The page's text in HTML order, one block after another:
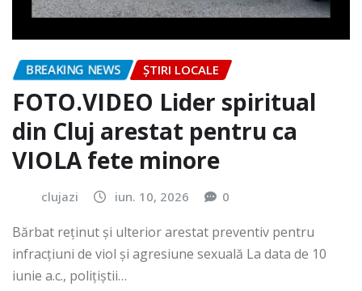
BREAKING NEWS ȘTIRI LOCALE
FOTO.VIDEO Lider spiritual
din Cluj arestat pentru ca
VIOLA fete minore
clujazi iun. 10, 2026 0
Bărbat reținut și ulterior arestat preventiv pentru
infracțiuni de viol și agresiune sexuală La data de 10
iunie a.c., polițiștii…